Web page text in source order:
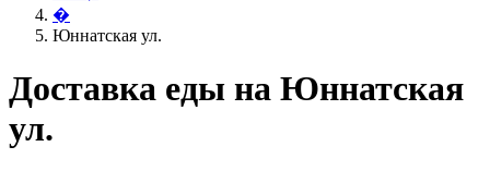
�
Юннатская ул.
Доставка еды на Юннатская
ул.